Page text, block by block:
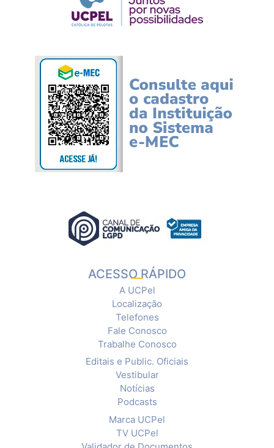
ACESSO RÁPIDO
A UCPel
Localização
Telefones
Fale Conosco
Trabalhe Conosco
Editais e Public. Oficiais
Vestibular
Notícias
Podcasts
Marca UCPel
TV UCPel